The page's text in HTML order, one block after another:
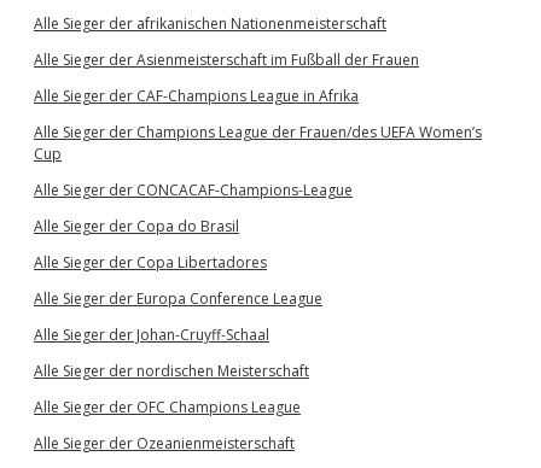
Alle Sieger der afrikanischen Nationenmeisterschaft
Alle Sieger der Asienmeisterschaft im Fußball der Frauen
Alle Sieger der CAF-Champions League in Afrika
Alle Sieger der Champions League der Frauen/des UEFA Women’s
Cup
Alle Sieger der CONCACAF-Champions-League
Alle Sieger der Copa do Brasil
Alle Sieger der Copa Libertadores
Alle Sieger der Europa Conference League
Alle Sieger der Johan-Cruyff-Schaal
Alle Sieger der nordischen Meisterschaft
Alle Sieger der OFC Champions League
Alle Sieger der Ozeanienmeisterschaft